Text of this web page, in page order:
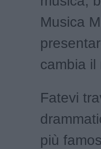
Musica
cambia il
Fatevi
più